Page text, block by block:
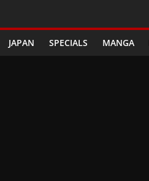
JAPAN SPECIALS MANGA